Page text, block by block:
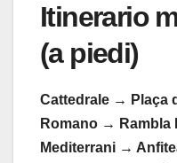
Itinerario
(a piedi)
Cattedrale → Plaça
Romano → Rambla
Mediterrani →